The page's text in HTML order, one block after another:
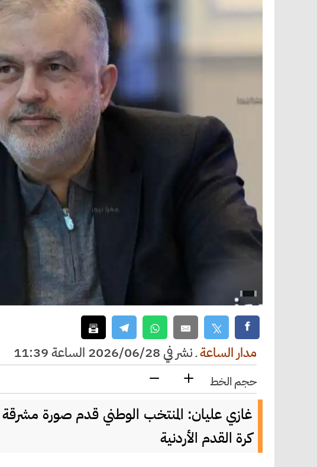
مدار الساعةـنشر في 2026/06/28 الساعة 11:39
حجم الخط
غازي عليان: المنتخب الوطني قدم صورة
كرة القدم الأردنية